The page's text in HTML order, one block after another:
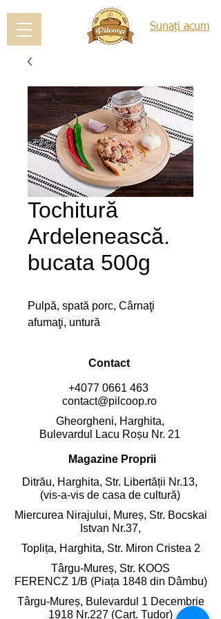
Sunați acum
Tochitură
Ardelenească.
bucata 500g
Pulpă, spată porc, Cârnaţi
afumaţi, untură
Contact
+4077 0661 463
contact@pilcoop.ro
Gheorgheni, Harghita,
Bulevardul Lacu Roșu Nr. 21
Magazine Proprii
Ditrău, Harghita, Str. Libertății Nr.13,
(vis-a-vis de casa de cultură)
Miercurea Nirajului, Mureș, Str. Bocskai
Istvan Nr.37,
Toplița, Harghita, Str. Miron Cristea 2
Târgu-Mureș, Str. KOOS
FERENCZ 1/B (Piața 1848 din Dâmbu)
Târgu-Mureș, Bulevardul 1 Decembrie
1918 Nr.227 (Cart. Tudor)